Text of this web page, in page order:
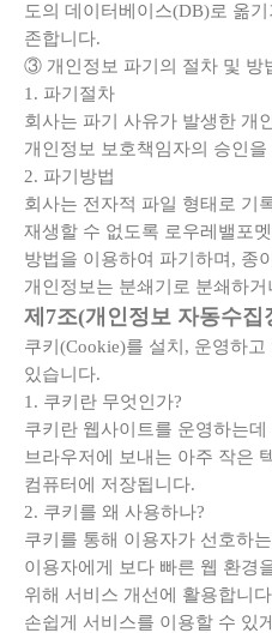
도의 데이터베이스(DB)로 옮
존합니다.
③ 개인정보 파기의 절차 및 방
1. 파기절차
회사는 파기 사유가 발생한 개
개인정보 보호책임자의 승인
2. 파기방법
회사는 전자적 파일 형태로 기
재생할 수 없도록 로우레밸포
방법을 이용하여 파기하며, 종
개인정보는 분쇄기로 분쇄하
제7조(개인정보 자동수집
쿠키(Cookie)를 설치, 운영하
있습니다.
1. 쿠키란 무엇인가?
쿠키란 웹사이트를 운영하는
브라우저에 보내는 아주 작은
컴퓨터에 저장됩니다.
2. 쿠키를 왜 사용하나?
쿠키를 통해 이용자가 선호하
이용자에게 보다 빠른 웹 환경
위해 서비스 개선에 활용합니
손쉽게 서비스를 이용할 수 있